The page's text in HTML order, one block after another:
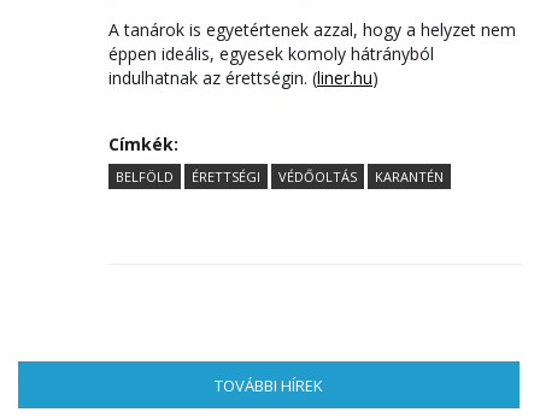
A tanárok is egyetértenek azzal, hogy a helyzet nem
éppen ideális, egyesek komoly hátrányból
indulhatnak az érettségin. (liner.hu)
Címkék:
BELFÖLD ÉRETTSÉGI VÉDŐOLTÁS KARANTÉN
TOVÁBBI HÍREK